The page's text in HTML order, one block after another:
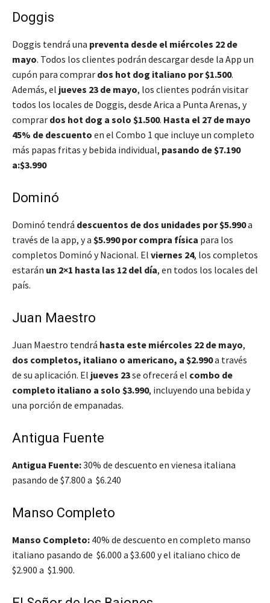
Doggis
Doggis tendrá una preventa desde el miércoles 22 de
mayo. Todos los clientes podrán descargar desde la App un
cupón para comprar dos hot dog italiano por $1.500.
Además, el jueves 23 de mayo, los clientes podrán visitar
todos los locales de Doggis, desde Arica a Punta Arenas, y
comprar dos hot dog a solo $1.500. Hasta el 27 de mayo
45% de descuento en el Combo 1 que incluye un completo
más papas fritas y bebida individual, pasando de $7.190
a:$3.990
Dominó
Dominó tendrá descuentos de dos unidades por $5.990a
través de la app, y a $5.990 por compra física para los
completos Dominó y Nacional. El viernes 24, los completos
estarán un 2×1 hasta las 12 del día, en todos los locales del
país.
Juan Maestro
Juan Maestro tendrá hasta este miércoles 22 de mayo,
dos completos, italiano o americano, a $2.990a través
de su aplicación. El jueves 23se ofrecerá el combo de
completo italiano a solo $3.990, incluyendo una bebida y
una porción de empanadas.
Antigua Fuente
Antigua Fuente:30% de descuento en vienesa italiana
pasando de $7.800 a $6.240
Manso Completo
Manso Completo: 40% de descuento en completo manso
italiano pasando de $6.000 a $3.600 y el italiano chico de
$2.900 a $1.900.